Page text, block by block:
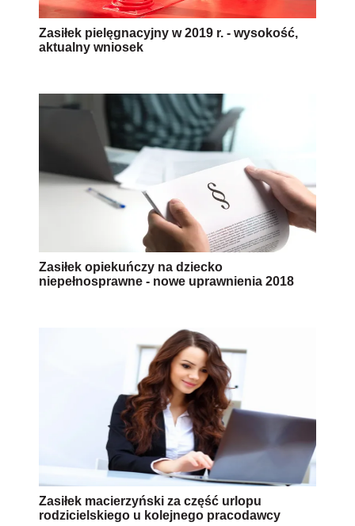
Zasiłek pielęgnacyjny w 2019 r. - wysokość,
aktualny wniosek
Zasiłek opiekuńczy na dziecko
niepełnosprawne - nowe uprawnienia 2018
Zasiłek macierzyński za część urlopu
rodzicielskiego u kolejnego pracodawcy